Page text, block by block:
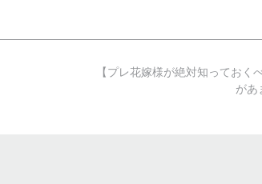
【プレ花嫁様が絶対知ってお
があ